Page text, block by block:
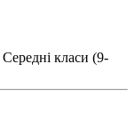
Середні класи (9-